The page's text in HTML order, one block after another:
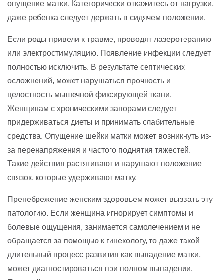
опущение матки. Категорически откажитесь от нагрузки,
даже ребенка следует держать в сидячем положении.
Если роды привели к травме, проводят лазеротерапию
или электростимуляцию. Появление инфекции следует
полностью исключить. В результате септических
осложнений, может нарушаться прочность и
целостность мышечной фиксирующей ткани.
Женщинам с хроническими запорами следует
придерживаться диеты и принимать слабительные
средства. Опущение шейки матки может возникнуть из-
за перенапряжения и частого поднятия тяжестей.
Такие действия растягивают и нарушают положение
связок, которые удерживают матку.
Пренебрежение женским здоровьем может вызвать эту
патологию. Если женщина игнорирует симптомы и
болевые ощущения, занимается самолечением и не
обращается за помощью к гинекологу, то даже такой
длительный процесс развития как выпадение матки,
может диагностироваться при полном выпадении.